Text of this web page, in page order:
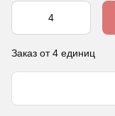
Заказ от 4 единиц